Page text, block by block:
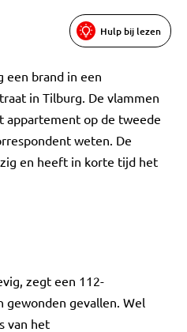
Hulp bij lezen
een brand in een
in Tilburg. De vlammen
appartement op de tweede
weten. De
en heeft in korte tijd het
zegt een 112-
gewonden gevallen. Wel
van het